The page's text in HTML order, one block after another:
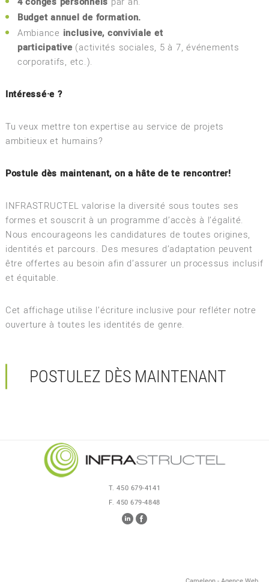
Budget annuel de formation.
Ambiance inclusive, conviviale et
participative (activités sociales, 5 à 7, événements
corporatifs, etc.).
Intéressé·e ?
Tu veux mettre ton expertise au service de projets
ambitieux et humains?
Postule dès maintenant, on a hâte de te rencontrer!
INFRASTRUCTEL valorise la diversité sous toutes ses
formes et souscrit à un programme d’accès à l’égalité.
Nous encourageons les candidatures de toutes origines,
identités et parcours. Des mesures d’adaptation peuvent
être offertes au besoin afin d’assurer un processus inclusif
et équitable.
Cet affichage utilise l’écriture inclusive pour refléter notre
ouverture à toutes les identités de genre.
POSTULEZ DÈS MAINTENANT
T. 450 679-4141
F. 450 679-4848